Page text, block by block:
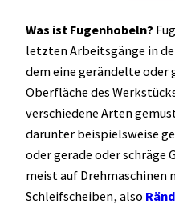
Was ist Fugenhobeln?
letzten Arbeitsgänge in
dem eine gerändelte
Oberfläche des
verschiedene Arten
darunter beispielsweise
oder gerade oder schräge
meist auf Drehmaschinen
Schleifscheiben, also